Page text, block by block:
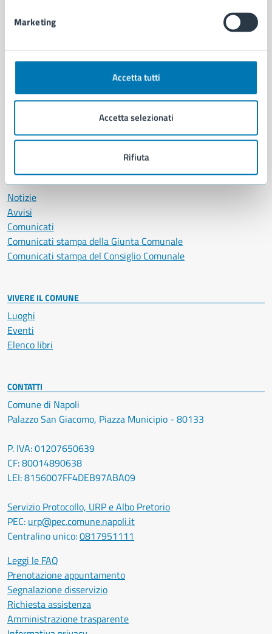
Marketing
Accetta tutti
Accetta selezionati
Rifiuta
Autorizzazioni
Educazione e formazione
Giustizia e sicurezza pubblica
Imprese e commercio
Vita lavorativa
NOVITÀ
Notizie
Avvisi
Comunicati
Comunicati stampa della Giunta Comunale
Comunicati stampa del Consiglio Comunale
VIVERE IL COMUNE
Luoghi
Eventi
Elenco libri
CONTATTI
Comune di Napoli
Palazzo San Giacomo, Piazza Municipio - 80133
P. IVA: 01207650639
CF: 80014890638
LEI: 8156007FF4DEB97ABA09
Servizio Protocollo, URP e Albo Pretorio
PEC: urp@pec.comune.napoli.it
Centralino unico:0817951111
Leggi le FAQ
Prenotazione appuntamento
Segnalazione disservizio
Richiesta assistenza
Amministrazione trasparente